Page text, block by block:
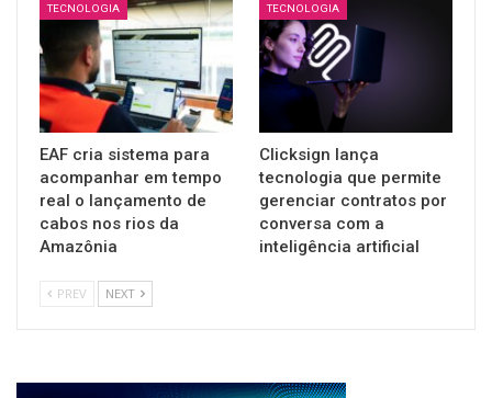
TECNOLOGIA
EAF cria sistema para
acompanhar em tempo
real o lançamento de
cabos nos rios da
Amazônia
TECNOLOGIA
Clicksign lança
tecnologia que permite
gerenciar contratos por
conversa com a
inteligência artificial
PREV NEXT